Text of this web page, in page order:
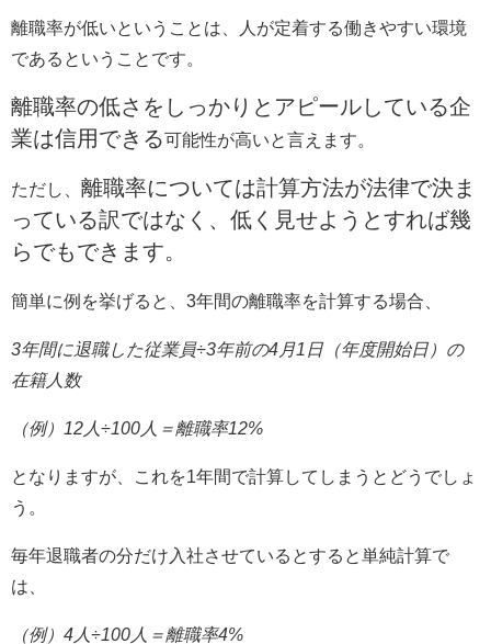
離職率が低いということは、人が定着する働きやすい環境
であるということです。
離職率の低さをしっかりとアピールしている企
業は信用できる可能性が高いと言えます。
ただし、 離職率については計算方法が法律で決ま
っている訳ではなく、低く見せようとすれば幾
らでもできます。
簡単に例を挙げると、3年間の離職率を計算する場合、
3年間に退職した従業員÷3年前の4月1日（年度開始日）の
在籍人数
（例）12人÷100人＝離職率12%
となりますが、これを1年間で計算してしまうとどうでしょ
う。
毎年退職者の分だけ入社させているとすると単純計算で
は、
（例）4人÷100人＝離職率4%